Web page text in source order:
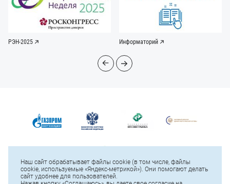
РЭН-2025 Информаторий
Наш сайт обрабатывает файлы cookie (в том числе, файлы
cookie, используемые «Яндекс-метрикой»). Они помогают делать
сайт удобнее для пользователей.